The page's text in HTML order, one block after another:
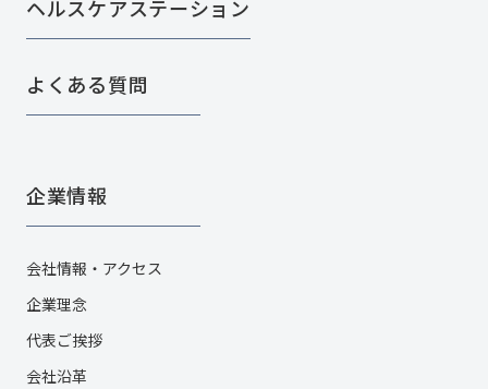
ヘルスケアステーション
よくある質問
企業情報
会社情報・アクセス
企業理念
代表ご挨拶
会社沿革